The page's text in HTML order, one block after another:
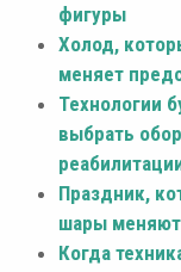
фигуры
Холод,
меняет
Технологии
выбрать
Праздник,
шары
Когда